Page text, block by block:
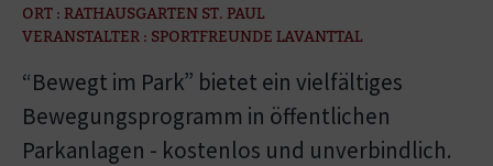
ORT : RATHAUSGARTEN ST. PAUL
VERANSTALTER : SPORTFREUNDE LAVANTTAL
“Bewegt im Park” bietet ein vielfältiges
Bewegungsprogramm in öffentlichen
Parkanlagen - kostenlos und unverbindlich.